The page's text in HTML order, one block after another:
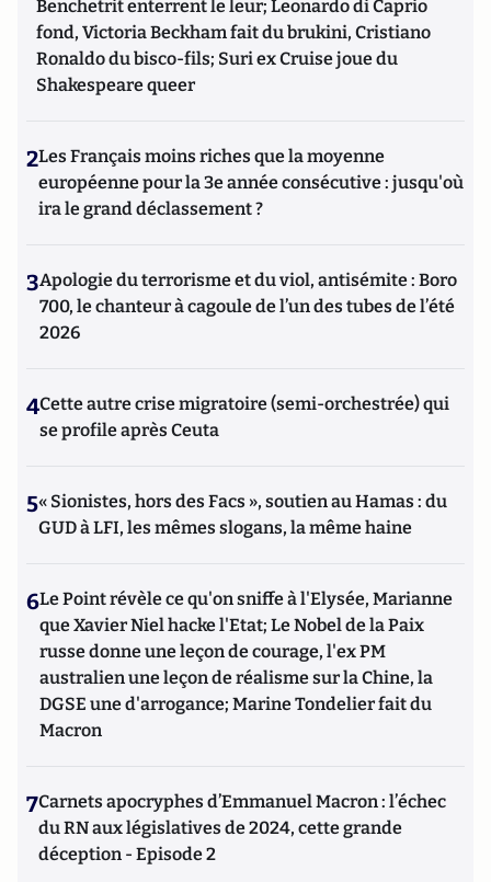
Benchetrit enterrent le leur; Leonardo di Caprio
fond, Victoria Beckham fait du brukini, Cristiano
Ronaldo du bisco-fils; Suri ex Cruise joue du
Shakespeare queer
2Les Français moins riches que la moyenne
européenne pour la 3e année consécutive : jusqu'où
ira le grand déclassement ?
3Apologie du terrorisme et du viol, antisémite : Boro
700, le chanteur à cagoule de l’un des tubes de l’été
2026
4Cette autre crise migratoire (semi-orchestrée) qui
se profile après Ceuta
5« Sionistes, hors des Facs », soutien au Hamas : du
GUD à LFI, les mêmes slogans, la même haine
6Le Point révèle ce qu'on sniffe à l'Elysée, Marianne
que Xavier Niel hacke l'Etat; Le Nobel de la Paix
russe donne une leçon de courage, l'ex PM
australien une leçon de réalisme sur la Chine, la
DGSE une d'arrogance; Marine Tondelier fait du
Macron
7Carnets apocryphes d’Emmanuel Macron : l’échec
du RN aux législatives de 2024, cette grande
déception - Episode 2